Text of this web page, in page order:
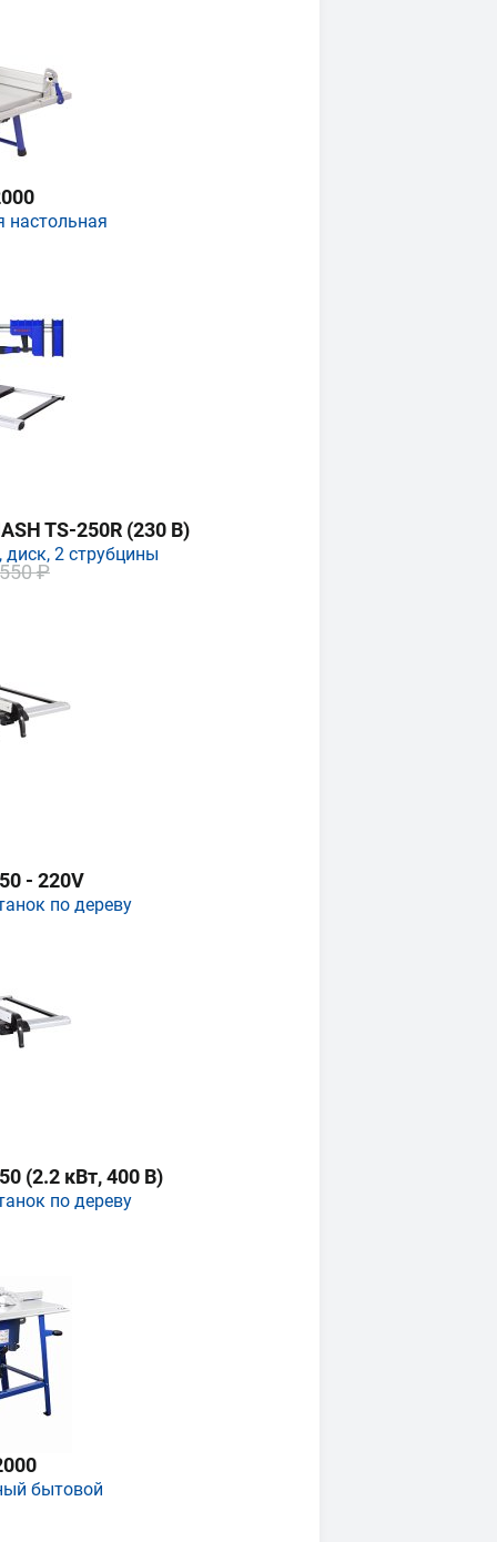
настольная
TS-250R (230 В)
2 струбцины
₽
- 220V
по дереву
(2.2 кВт, 400 В)
по дереву
бытовой